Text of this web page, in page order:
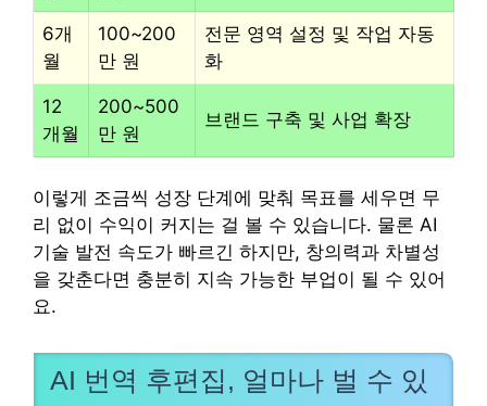
6개
월
100~200
만 원
전문 영역 설정 및 작업 자동
화
12
개월
200~500
만 원
브랜드 구축 및 사업 확장
이렇게 조금씩 성장 단계에 맞춰 목표를 세우면 무
리 없이 수익이 커지는 걸 볼 수 있습니다. 물론 AI
기술 발전 속도가 빠르긴 하지만, 창의력과 차별성
을 갖춘다면 충분히 지속 가능한 부업이 될 수 있어
요.
AI 번역 후편집, 얼마나 벌 수 있